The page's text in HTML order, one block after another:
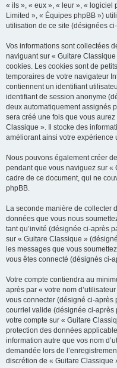
« ils », « eux », « leur », « logiciel
Limited », « Équipes phpBB »)
utilisation de ce site (désignées
Vos informations sont collectées
naviguant sur « Guitare
cookies. Les cookies sont de
temporaires de votre navigateur
contiennent un identifiant
identifiant de session anonyme
deux automatiquement assignés
sera créé une fois que vous
Classique ». Il stocke des
améliorant ainsi votre expérience
Nous pouvons également créer
pendant que vous naviguez sur «
cadre de ce document, qui ne
phpBB.
La seconde manière de collecter
données que vous nous
tant qu’invité (désignée ci-après
sur « Guitare Classique »
les messages que vous
vous êtes connecté (désignés ci-
Votre compte contiendra au
après par « votre nom
vous connecter (désigné ci-après
courriel valide (désignée ci-après
votre compte sur « Guitare
protection des données
information autre que vos nom
demandée lors de
discrétion de « Guitare Classique